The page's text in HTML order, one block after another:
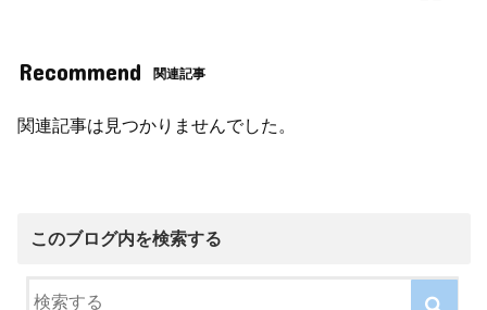
Recommend 関連記事
関連記事は見つかりませんでした。
このブログ内を検索する